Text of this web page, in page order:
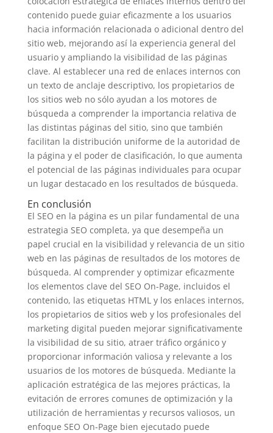
contenido puede guiar eficazmente a los usuarios
hacia información relacionada o adicional dentro del
sitio web, mejorando así la experiencia general del
usuario y ampliando la visibilidad de las páginas
clave. Al establecer una red de enlaces internos con
un texto de anclaje descriptivo, los propietarios de
los sitios web no sólo ayudan a los motores de
búsqueda a comprender la importancia relativa de
las distintas páginas del sitio, sino que también
facilitan la distribución uniforme de la autoridad de
la página y el poder de clasificación, lo que aumenta
el potencial de las páginas individuales para ocupar
un lugar destacado en los resultados de búsqueda.
En conclusión
El SEO en la página es un pilar fundamental de una
estrategia SEO completa, ya que desempeña un
papel crucial en la visibilidad y relevancia de un sitio
web en las páginas de resultados de los motores de
búsqueda. Al comprender y optimizar eficazmente
los elementos clave del SEO On-Page, incluidos el
contenido, las etiquetas HTML y los enlaces internos,
los propietarios de sitios web y los profesionales del
marketing digital pueden mejorar significativamente
la visibilidad de su sitio, atraer tráfico orgánico y
proporcionar información valiosa y relevante a los
usuarios de los motores de búsqueda. Mediante la
aplicación estratégica de las mejores prácticas, la
evitación de errores comunes de optimización y la
utilización de herramientas y recursos valiosos, un
enfoque SEO On-Page bien ejecutado puede